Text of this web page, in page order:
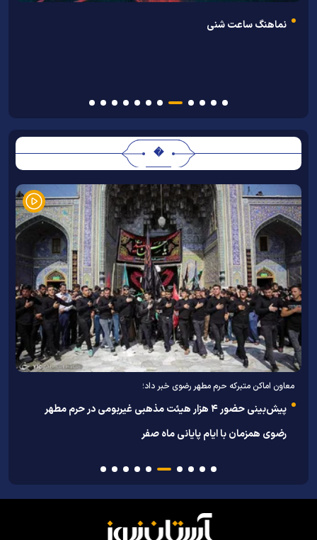
نماهنگ ساعت شنی
�
معاون اماکن متبرکه حرم مطهر رضوی خبر داد؛
پیش‌بینی حضور ۴ هزار هیئت مذهبی غیربومی در حرم مطهر
رضوی همزمان با ایام پایانی ماه صفر